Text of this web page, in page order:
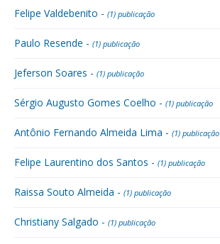
Felipe Valdebenito - (1) publicação
Paulo Resende - (1) publicação
Jeferson Soares - (1) publicação
Sérgio Augusto Gomes Coelho - (1) publicação
Antônio Fernando Almeida Lima - (1) publicação
Felipe Laurentino dos Santos - (1) publicação
Raissa Souto Almeida - (1) publicação
Christiany Salgado - (1) publicação